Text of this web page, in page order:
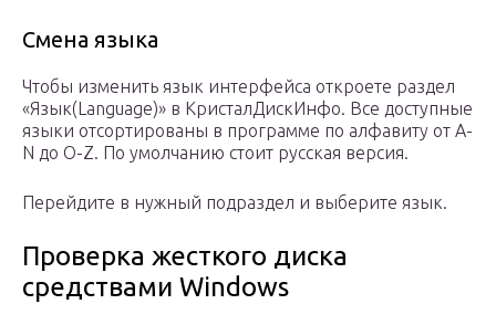
Смена языка
Чтобы изменить язык интерфейса откроете раздел
«Язык(Language)» в КристалДискИнфо. Все доступные
языки отсортированы в программе по алфавиту от A-
N до O-Z. По умолчанию стоит русская версия.
Перейдите в нужный подраздел и выберите язык.
Проверка жесткого диска
средствами Windows